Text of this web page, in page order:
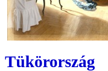
Tükörország